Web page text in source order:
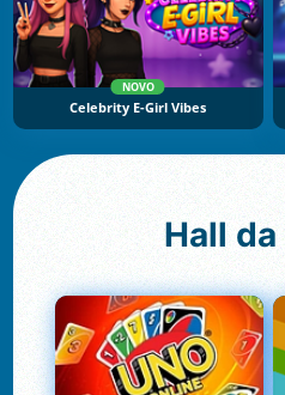
NOVO
Celebrity E-Girl Vibes
Hall da